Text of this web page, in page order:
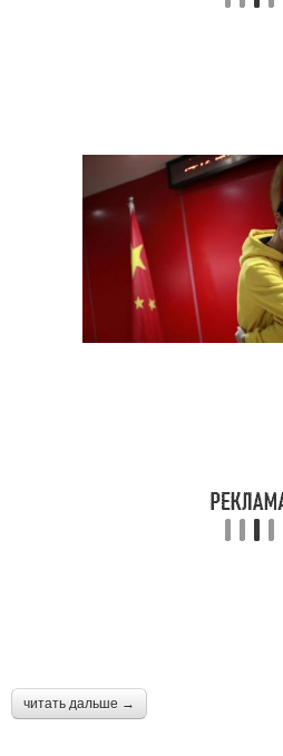
Налог на бороду
Налоги за границей
Налоги в германии
читать дальше →